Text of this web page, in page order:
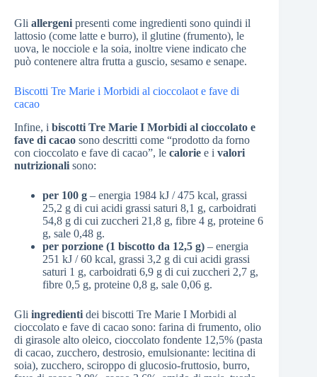
Gli allergeni presenti come ingredienti sono quindi il
lattosio (come latte e burro), il glutine (frumento), le
uova, le nocciole e la soia, inoltre viene indicato che
può contenere altra frutta a guscio, sesamo e senape.
Biscotti Tre Marie i Morbidi al cioccolaot e fave di
cacao
Infine, i biscotti Tre Marie I Morbidi al cioccolato e
fave di cacao sono descritti come “prodotto da forno
con cioccolato e fave di cacao”, le calorie e i valori
nutrizionali sono:
per 100 g – energia 1984 kJ / 475 kcal, grassi
25,2 g di cui acidi grassi saturi 8,1 g, carboidrati
54,8 g di cui zuccheri 21,8 g, fibre 4 g, proteine 6
g, sale 0,48 g.
per porzione (1 biscotto da 12,5 g) – energia
251 kJ / 60 kcal, grassi 3,2 g di cui acidi grassi
saturi 1 g, carboidrati 6,9 g di cui zuccheri 2,7 g,
fibre 0,5 g, proteine 0,8 g, sale 0,06 g.
Gli ingredienti dei biscotti Tre Marie I Morbidi al
cioccolato e fave di cacao sono: farina di frumento, olio
di girasole alto oleico, cioccolato fondente 12,5% (pasta
di cacao, zucchero, destrosio, emulsionante: lecitina di
soia), zucchero, sciroppo di glucosio-fruttosio, burro,